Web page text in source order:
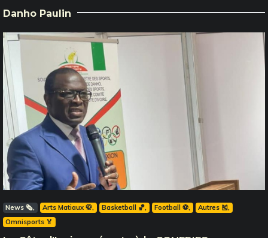
Danho Paulin
News 🗞️ Arts Matiaux 🥋 Basketball 🏀 Football ⚽️
Autres 🎽
Omnisports 🏅